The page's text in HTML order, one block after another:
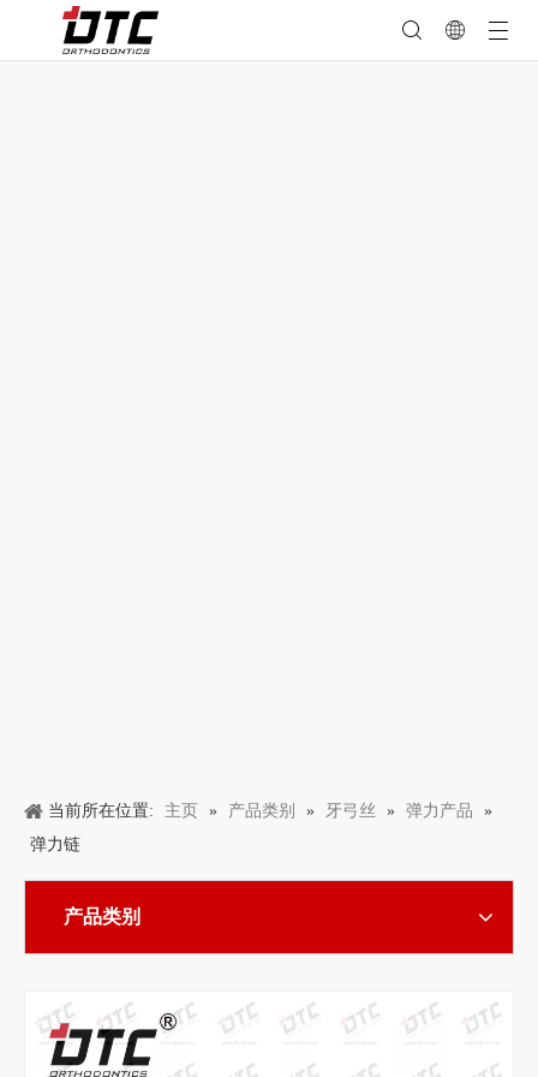
当前所在位置: 主页 » 产品类别 » 牙弓丝 » 弹力产品
»
弹力链
产品类别